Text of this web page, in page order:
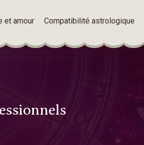
et amour Compatibilité astrologique